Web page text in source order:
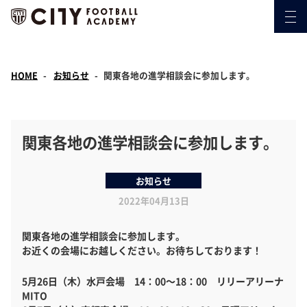
HOME お知らせ 関東各地の進学相談会に参加します。
関東各地の進学相談会に参加します。
お知らせ
2022年04月13日
関東各地の進学相談会に参加します。
お近くの会場にお越しください。お待ちしております！
5月26日（木）水戸会場 14：00～18：00 リリーアリーナ
MITO